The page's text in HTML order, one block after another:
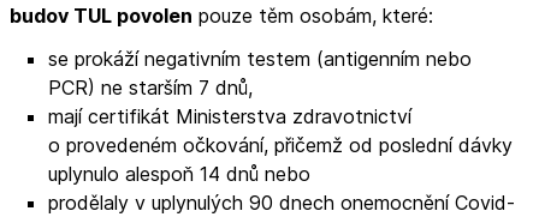
budov TUL povolen pouze těm osobám, které:
se prokáží negativním testem (antigenním nebo
PCR) ne starším 7 dnů,
mají certifikát Ministerstva zdravotnictví
o provedeném očkování, přičemž od poslední dávky
uplynulo alespoň 14 dnů nebo
prodělaly v uplynulých 90 dnech onemocnění Covid-